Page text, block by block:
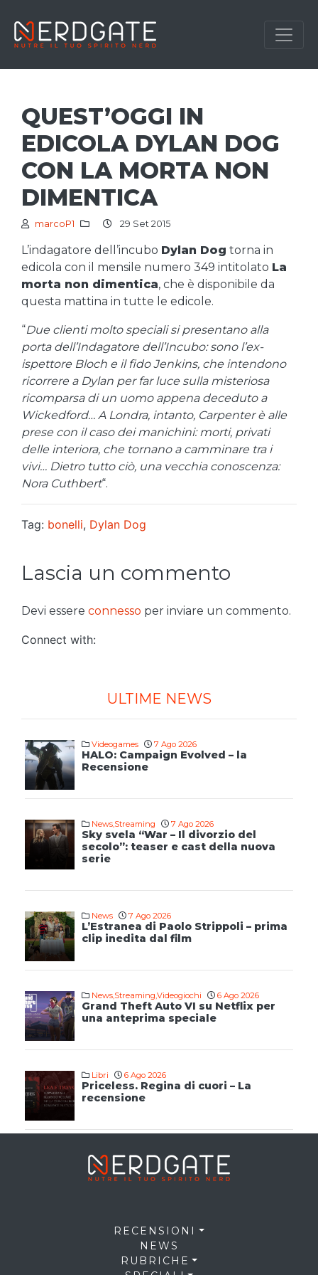
QUEST’OGGI IN
EDICOLA DYLAN DOG
CON LA MORTA NON
DIMENTICA
marcoP1 29 Set 2015
L’indagatore dell’incubo Dylan Dog torna in
edicola con il mensile numero 349 intitolato La
morta non dimentica, che è disponibile da
questa mattina in tutte le edicole.
“Due clienti molto speciali si presentano alla
porta dell’Indagatore dell’Incubo: sono l’ex-
ispettore Bloch e il fido Jenkins, che intendono
ricorrere a Dylan per far luce sulla misteriosa
ricomparsa di un uomo appena deceduto a
Wickedford… A Londra, intanto, Carpenter è alle
prese con il caso dei manichini: morti, privati
delle interiora, che tornano a camminare tra i
vivi… Dietro tutto ciò, una vecchia conoscenza:
Nora Cuthbert“.
Tag: bonelli, Dylan Dog
Lascia un commento
Devi essere connesso per inviare un commento.
Connect with:
ULTIME NEWS
Videogames 7 Ago 2026
HALO: Campaign Evolved – la
Recensione
News,Streaming 7 Ago 2026
Sky svela “War – Il divorzio del
secolo”: teaser e cast della nuova
serie
News 7 Ago 2026
L’Estranea di Paolo Strippoli – prima
clip inedita dal film
News,Streaming,Videogiochi 6 Ago 2026
Grand Theft Auto VI su Netflix per
una anteprima speciale
Libri 6 Ago 2026
Priceless. Regina di cuori – La
recensione
RECENSIONI
NEWS
RUBRICHE